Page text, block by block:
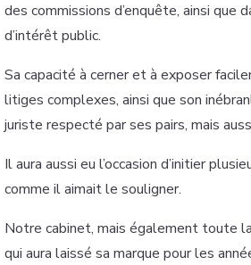
des commissions d’enquête, ainsi
d’intérêt public.
Sa capacité à cerner et à exposer
litiges complexes, ainsi que son
juriste respecté par ses pairs, mais
Il aura aussi eu l’occasion d’initier
comme il aimait le souligner.
Notre cabinet, mais également toute
qui aura laissé sa marque pour les